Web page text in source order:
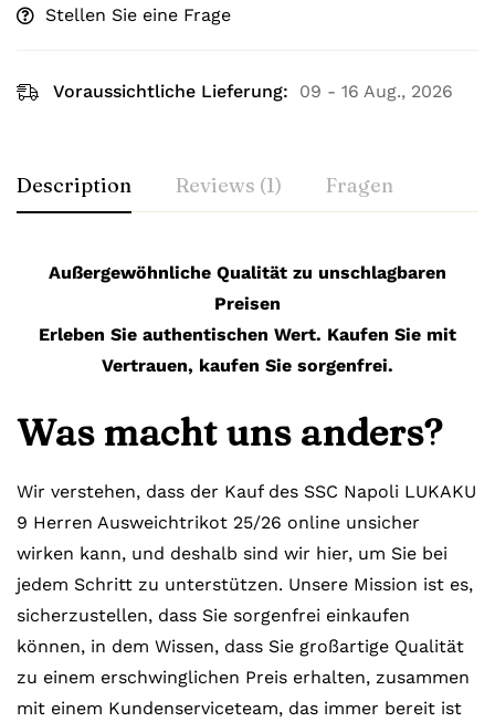
Stellen Sie eine Frage
Voraussichtliche Lieferung: 09 - 16 Aug., 2026
Description Reviews (1) Fragen
Außergewöhnliche Qualität zu unschlagbaren
Preisen
Erleben Sie authentischen Wert. Kaufen Sie mit
Vertrauen, kaufen Sie sorgenfrei.
Was macht uns anders?
Wir verstehen, dass der Kauf des SSC Napoli LUKAKU
9 Herren Ausweichtrikot 25/26 online unsicher
wirken kann, und deshalb sind wir hier, um Sie bei
jedem Schritt zu unterstützen. Unsere Mission ist es,
sicherzustellen, dass Sie sorgenfrei einkaufen
können, in dem Wissen, dass Sie großartige Qualität
zu einem erschwinglichen Preis erhalten, zusammen
mit einem Kundenserviceteam, das immer bereit ist